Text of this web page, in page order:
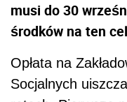
musi do 30
środków na ten
Opłata na
Socjalnych